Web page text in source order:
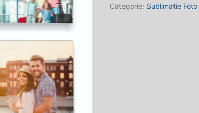
Categorie: Sublimatie Foto